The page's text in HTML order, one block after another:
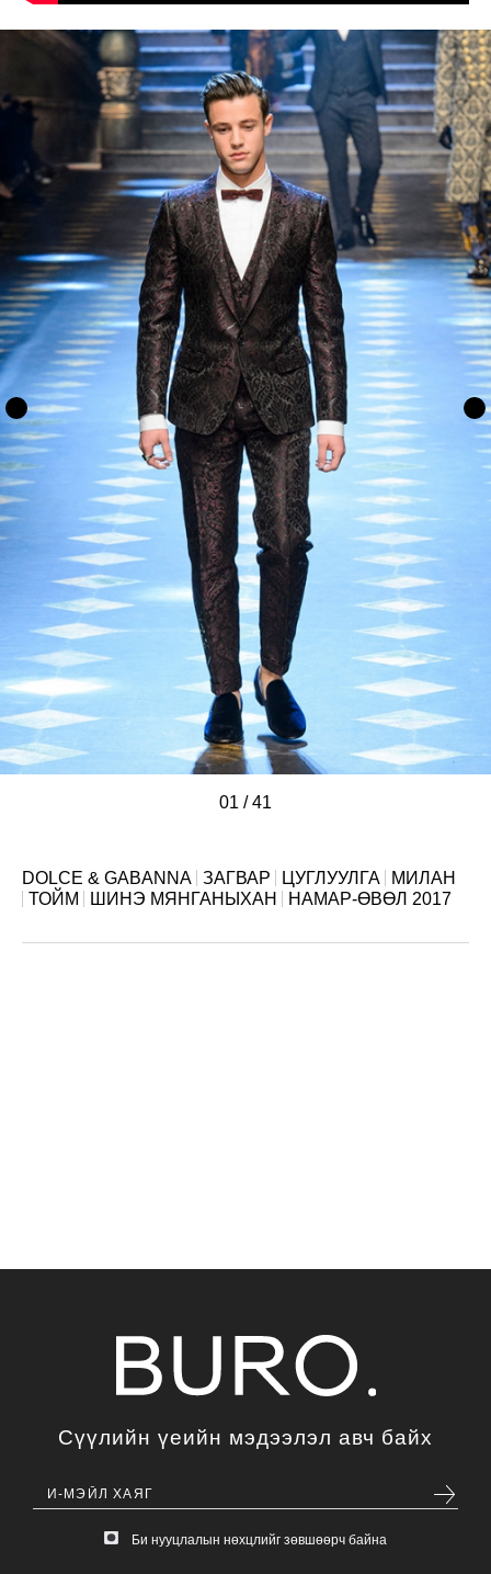
01 / 41
/////////
///////////////////////////////
DOLCE & GABANNA ЗАГВАР ЦУГЛУУЛГА
МИЛАН
ТОЙМ
ШИНЭ МЯНГАНЫХАН НАМАР-ӨВӨЛ 2017
Сүүлийн үеийн мэдээлэл авч байх
Би нууцлалын нөхцлийг зөвшөөрч байна